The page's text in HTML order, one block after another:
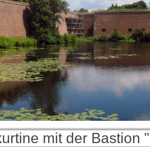
mit der Bastion